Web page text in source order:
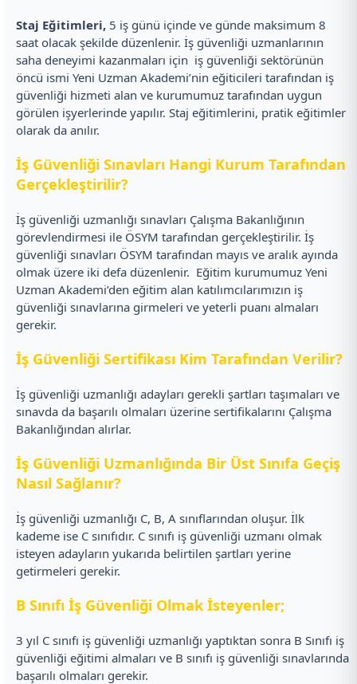
Staj Eğitimleri, 5 iş günü içinde ve günde maksimum 8
saat olacak şekilde düzenlenir. İş güvenliği uzmanlarının
saha deneyimi kazanmaları için iş güvenliği sektörünün
öncü ismi Yeni Uzman Akademi’nin eğiticileri tarafından iş
güvenliği hizmeti alan ve kurumumuz tarafından uygun
görülen işyerlerinde yapılır. Staj eğitimlerini, pratik eğitimler
olarak da anılır.
İş Güvenliği Sınavları Hangi Kurum Tarafından
Gerçekleştirilir?
İş güvenliği uzmanlığı sınavları Çalışma Bakanlığının
görevlendirmesi ile ÖSYM tarafından gerçekleştirilir. İş
güvenliği sınavları ÖSYM tarafından mayıs ve aralık ayında
olmak üzere iki defa düzenlenir. Eğitim kurumumuz Yeni
Uzman Akademi’den eğitim alan katılımcılarımızın iş
güvenliği sınavlarına girmeleri ve yeterli puanı almaları
gerekir.
İş Güvenliği Sertifikası Kim Tarafından Verilir?
İş güvenliği uzmanlığı adayları gerekli şartları taşımaları ve
sınavda da başarılı olmaları üzerine sertifikalarını Çalışma
Bakanlığından alırlar.
İş Güvenliği Uzmanlığında Bir Üst Sınıfa Geçiş
Nasıl Sağlanır?
İş güvenliği uzmanlığı C, B, A sınıflarından oluşur. İlk
kademe ise C sınıfıdır. C sınıfı iş güvenliği uzmanı olmak
isteyen adayların yukarıda belirtilen şartları yerine
getirmeleri gerekir.
B Sınıfı İş Güvenliği Olmak İsteyenler;
3 yıl C sınıfı iş güvenliği uzmanlığı yaptıktan sonra B Sınıfı iş
güvenliği eğitimi almaları ve B sınıfı iş güvenliği sınavlarında
başarılı olmaları gerekir.